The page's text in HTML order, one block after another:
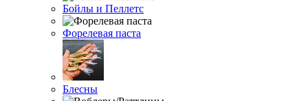
Бойлы и Пеллетс
Форелевая паста
Блесны